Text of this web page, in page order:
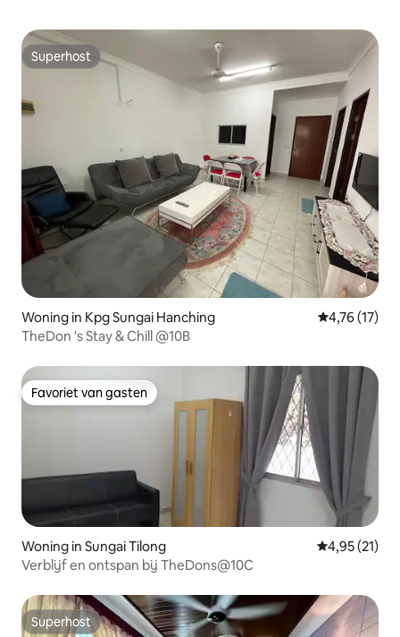
Superhost
Superhost
Woning in Kpg Sungai Hanching Gemiddelde
4,76 (17)
TheDon 's Stay & Chill @10B
Favoriet van gasten
Favoriet van gasten
Woning in Sungai Tilong Gemiddelde
4,95 (21)
Verblijf en ontspan bij TheDons@10C
Superhost
Superhost